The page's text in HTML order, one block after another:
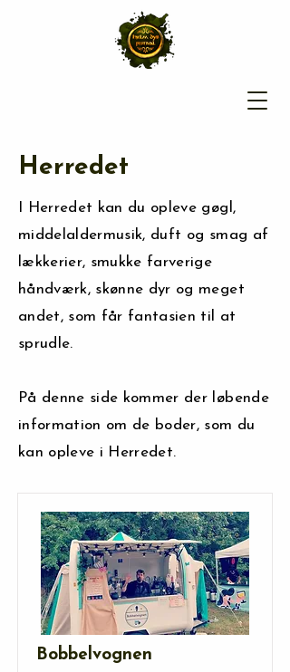
Herredet
I Herredet kan du opleve gøgl,
middelaldermusik, duft og smag af
lækkerier, smukke farverige
håndværk, skønne dyr og meget
andet, som får fantasien til at
sprudle.
På denne side kommer der løbende
information om de boder, som du
kan opleve i Herredet.
Bobbelvognen